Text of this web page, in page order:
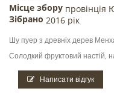
Місце збору
Зібрано 2016 рік
Шу пуер з древніх дерев
Солодкий фруктовий настій,
Написати відгук